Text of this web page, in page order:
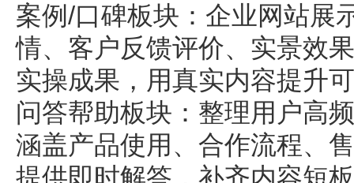
案例/口碑板块：企业网站展
情、客户反馈评价、实景效
实操成果，用真实内容提升
问答帮助板块：整理用户高
涵盖产品使用、合作流程、
提供即时解答，补齐内容短